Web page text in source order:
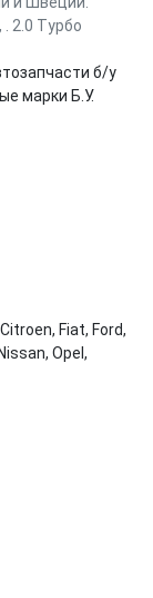
2.0 Турбо
б/у
марки Б.У.
Fiat, Ford,
Opel,